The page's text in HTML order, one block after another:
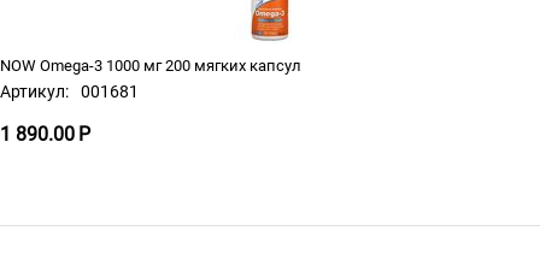
NOW Omega-3 1000 мг 200 мягких капсул
Артикул: 001681
1 890.00 Р